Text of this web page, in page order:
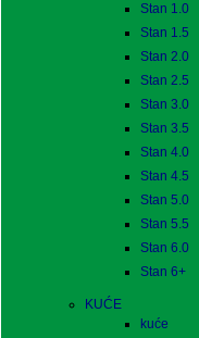
Stan 1.0
Stan 1.5
Stan 2.0
Stan 2.5
Stan 3.0
Stan 3.5
Stan 4.0
Stan 4.5
Stan 5.0
Stan 5.5
Stan 6.0
Stan 6+
KUĆE
kuće